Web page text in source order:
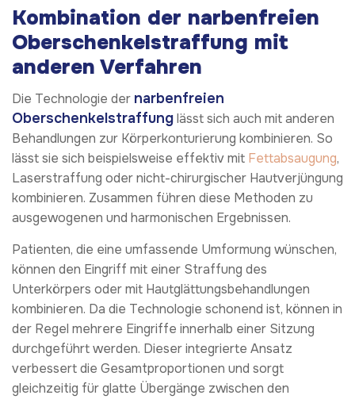
Kombination der narbenfreien
Oberschenkelstraffung mit
anderen Verfahren
Die Technologie der narbenfreien
Oberschenkelstraffunglässt sich auch mit anderen
Behandlungen zur Körperkonturierung kombinieren. So
lässt sie sich beispielsweise effektiv mit Fettabsaugung,
Laserstraffung oder nicht-chirurgischer Hautverjüngung
kombinieren. Zusammen führen diese Methoden zu
ausgewogenen und harmonischen Ergebnissen.
Patienten, die eine umfassende Umformung wünschen,
können den Eingriff mit einer Straffung des
Unterkörpers oder mit Hautglättungsbehandlungen
kombinieren. Da die Technologie schonend ist, können in
der Regel mehrere Eingriffe innerhalb einer Sitzung
durchgeführt werden. Dieser integrierte Ansatz
verbessert die Gesamtproportionen und sorgt
gleichzeitig für glatte Übergänge zwischen den